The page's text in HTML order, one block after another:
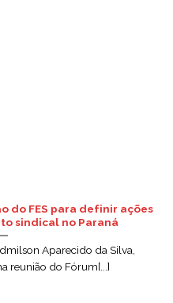
do FES para definir ações
sindical no Paraná
Aparecido da Silva,
reunião do Fórum[...]